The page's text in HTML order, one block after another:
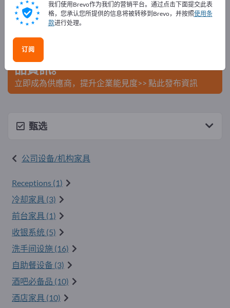
在Exportpages免費刊登廣告！
在Exportpages上發布您的公司與產
品資訊。
立即成為供應商，提升企業能見度>> 點此發布資訊
甄选
公司设备/机构家具
Receptions (1)
冷却家具 (3)
前台家具 (1)
收银系统 (5)
洗手间设施 (16)
自助餐设备 (3)
酒吧必备品 (10)
酒店家具 (10)
我们使用Brevo作为我们的营销平台。通过点击下面提交此表
格，您承认您所提供的信息将被转移到Brevo，并按照使用条
款进行处理。
订阅